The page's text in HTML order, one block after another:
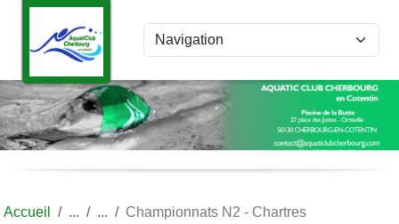
Accueil Championnats N2 - Chartres
Panneau de gestion des cookies